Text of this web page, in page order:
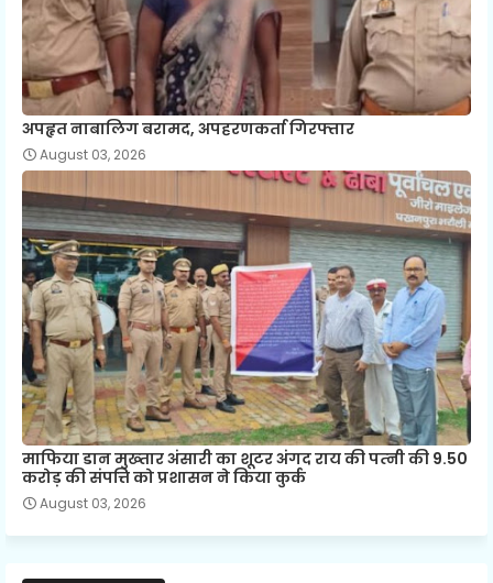
अपहृत नाबालिग बरामद, अपहरणकर्ता गिरफ्तार
August 03, 2026
माफिया डान मुख्‍तार अंसारी का शूटर अंगद राय की पत्‍नी की 9.50
करोड़ की संपत्ति को प्रशासन ने किया कुर्क
August 03, 2026